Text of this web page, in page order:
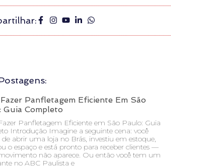
Panfletagem Eficiente Em São
Guia Completo
Panfletagem Eficiente em São Paulo: Guia
Introdução Imagine a seguinte cena: você
de abrir uma loja no Brás, investiu em estoque,
o espaço e está pronto para receber clientes —
não aparece. Ou então você tem um
no ABC Paulista e